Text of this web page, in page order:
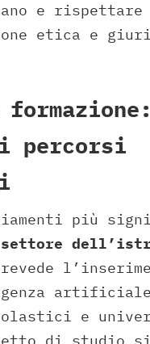
e rispettare
etica e
percorsi
più
e
di studio